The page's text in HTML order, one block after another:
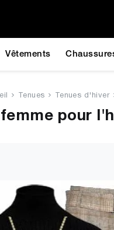
Vêtements
Tenues Tenues d'hiver
femme pour